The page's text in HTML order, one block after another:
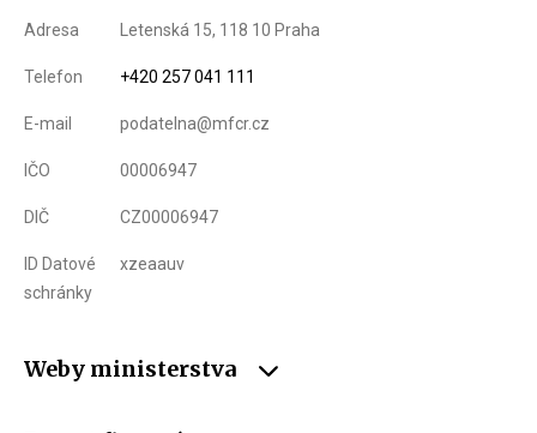
Adresa Letenská 15, 118 10 Praha
Telefon +420 257 041 111
E-mail podatelna@mfcr.cz
IČO 00006947
DIČ CZ00006947
ID Datové
schránky
xzeaauv
Weby ministerstva